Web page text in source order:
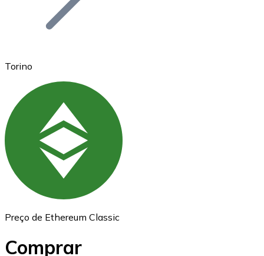
Ethereum
ETH
Torino
Preço de Ethereum Classic
Comprar